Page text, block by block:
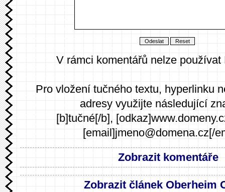
V rámci komentářů nelze používat
Pro vložení tučného textu, hyperlinku
adresy využijte následující
[b]tučné[/b],
[email]jmeno@domena.cz[/
Zobrazit komentáře
Zobrazit článek Oberheim